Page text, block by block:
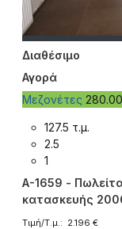
Διαθέσιμο
Αγορά
Μεζονέτες
127.5 τ.μ.
2.5
1
A-1659 -
κατασκευής
Τιμή/Τ.μ.: 2.196 €